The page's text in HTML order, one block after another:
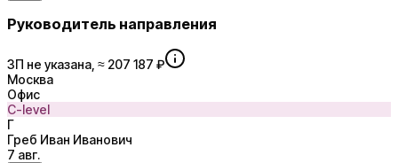
Руководитель направления
ЗП не указана, ≈ 207 187 ₽
Москва
Офис
C-level
Г
Греб Иван Иванович
7 авг.